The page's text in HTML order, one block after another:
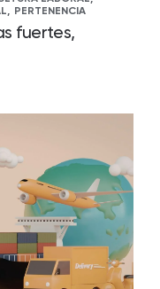
PERTENENCIA
fuertes,